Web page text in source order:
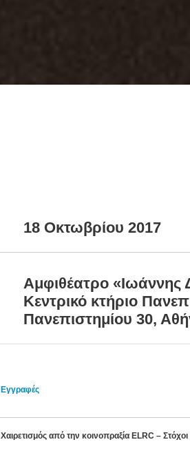
18 Οκτωβρίου 2017
Αμφιθέατρο «Ιωάννης
Κεντρικό κτήριο
Πανεπιστημίου 30,
Εγγραφές
Χαιρετισμός από την κοινοπραξία ELRC – Στόχοι